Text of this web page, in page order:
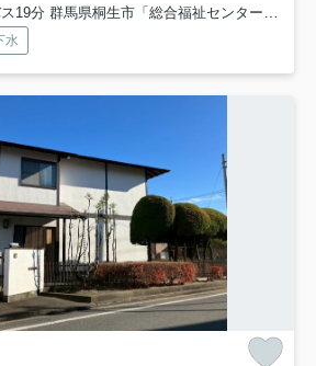
馬県桐生市「総合福祉センター（桐生市）」 停歩1分
水